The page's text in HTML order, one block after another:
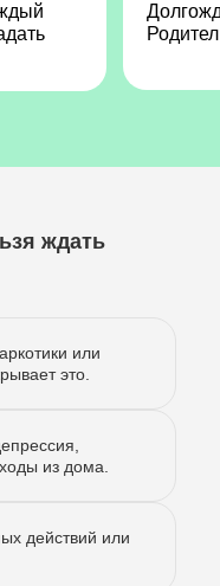
ждать
или
это.
из дома.
действий или